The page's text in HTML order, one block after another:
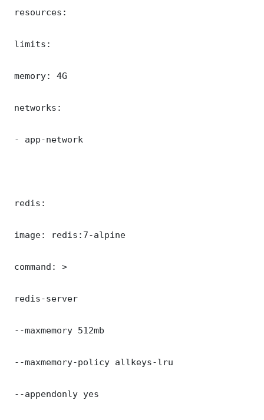
resources:
limits:
memory: 4G
networks:
- app-network
redis:
image: redis:7-alpine
command: >
redis-server
--maxmemory 512mb
--maxmemory-policy allkeys-lru
--appendonly yes